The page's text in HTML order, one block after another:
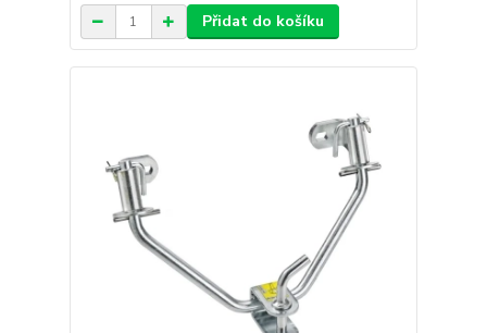
Přidat do košíku